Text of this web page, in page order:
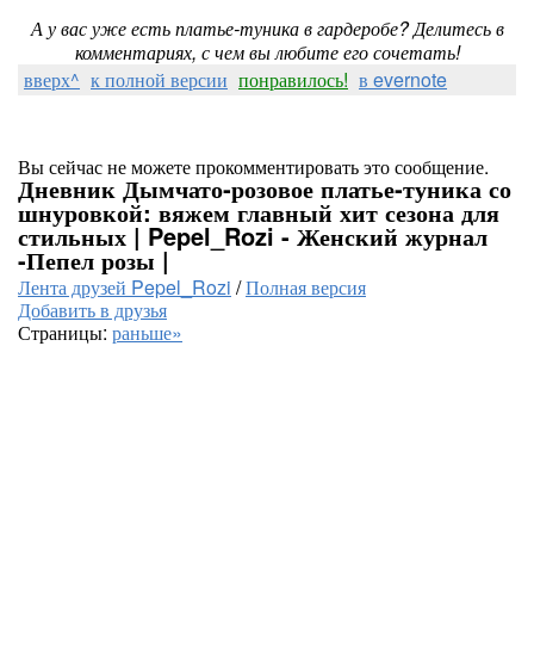
А у вас уже есть платье‑туника в гардеробе? Делитесь в
комментариях, с чем вы любите его сочетать!
вверх^ к полной версии понравилось! в evernote
Вы сейчас не можете прокомментировать это сообщение.
Дневник Дымчато‑розовое платье‑туника со
шнуровкой: вяжем главный хит сезона для
стильных | Pepel_Rozi - Женский журнал
-Пепел розы |
Лента друзей Pepel_Rozi /Полная версия
Добавить в друзья
Страницы: раньше»